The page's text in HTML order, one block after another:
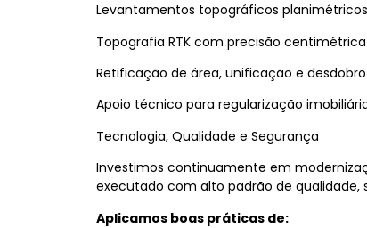
Levantamentos topográficos
Topografia RTK com precisão centimétrica
Retificação de área, unificação e
Apoio técnico para regularização
Tecnologia, Qualidade e Segurança
Investimos continuamente em
executado com alto padrão de qualidade,
Aplicamos boas práticas de: